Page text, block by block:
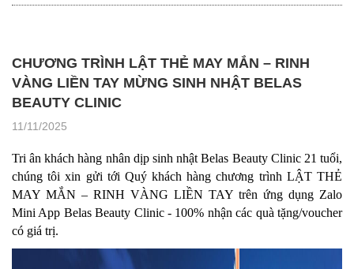
CHƯƠNG TRÌNH LẬT THẺ MAY MẮN – RINH
VÀNG LIỀN TAY MỪNG SINH NHẬT BELAS
BEAUTY CLINIC
11/11/2025
Tri ân khách hàng nhân dịp sinh nhật Belas Beauty Clinic 21 tuổi,
chúng tôi xin gửi tới Quý khách hàng chương trình LẬT THẺ
MAY MẮN – RINH VÀNG LIỀN TAY trên ứng dụng Zalo
Mini App Belas Beauty Clinic - 100% nhận các quà tặng/voucher
có giá trị.